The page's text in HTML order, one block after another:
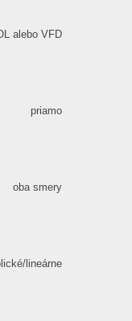
alebo VFD
priamo
oba smery
lineárne